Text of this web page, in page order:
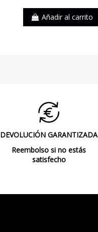
Añadir al carrito
DEVOLUCIÓN GARANTIZADA
Reembolso si no estás
satisfecho